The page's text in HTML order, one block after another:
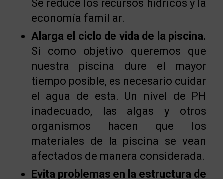
Se reduce los recursos hídricos y la
economía familiar.
Alarga el ciclo de vida de la piscina.
Si como objetivo queremos que
nuestra piscina dure el mayor
tiempo posible, es necesario cuidar
el agua de esta. Un nivel de PH
inadecuado, las algas y otros
organismos hacen que los
materiales de la piscina se vean
afectados de manera considerada.
Evita problemas en la estructura de